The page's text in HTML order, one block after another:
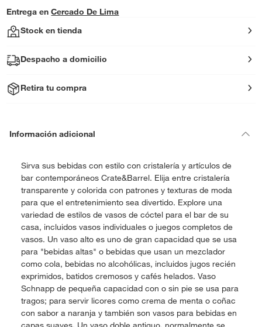
Entrega en Cercado De Lima
Stock en tienda
Despacho a domicilio
Retira tu compra
Información adicional
Sirva sus bebidas con estilo con cristalería y artículos de
bar contemporáneos Crate&Barrel. Elija entre cristalería
transparente y colorida con patrones y texturas de moda
para que el entretenimiento sea divertido. Explore una
variedad de estilos de vasos de cóctel para el bar de su
casa, incluidos vasos individuales o juegos completos de
vasos. Un vaso alto es uno de gran capacidad que se usa
para "bebidas altas" o bebidas que usan un mezclador
como cola, bebidas no alcohólicas, incluidos jugos recién
exprimidos, batidos cremosos y cafés helados. Vaso
Schnapp de pequeña capacidad con o sin pie se usa para
tragos; para servir licores como crema de menta o coñac
con sabor a naranja y también son vasos para bebidas en